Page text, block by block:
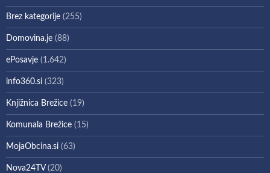
Brez kategorije (255)
Domovina.je (88)
ePosavje (1.642)
info360.si (323)
Knjižnica Brežice (19)
Komunala Brežice (15)
MojaObcina.si (63)
Nova24TV(20)